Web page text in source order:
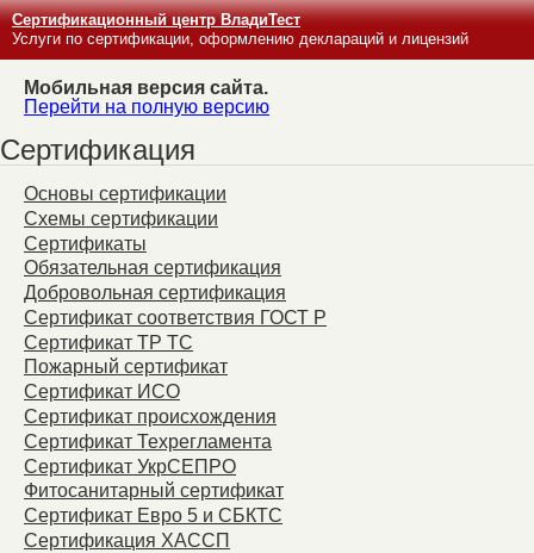
Сертификационный центр ВладиТест
Услуги по сертификации, оформлению деклараций и лицензий
Мобильная версия сайта.
Перейти на полную версию
Сертификация
Основы сертификации
Схемы сертификации
Сертификаты
Обязательная сертификация
Добровольная сертификация
Сертификат соответствия ГОСТ Р
Сертификат ТР ТС
Пожарный сертификат
Сертификат ИСО
Сертификат происхождения
Сертификат Техрегламента
Сертификат УкрСЕПРО
Фитосанитарный сертификат
Сертификат Евро 5 и СБКТС
Сертификация ХАССП